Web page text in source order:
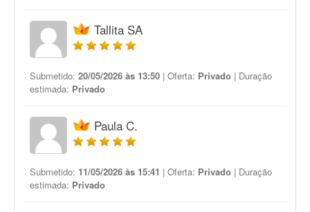
Tallita SA
Submetido: 20/05/2026 às 13:50 | Oferta: Privado | Duração
estimada: Privado
Paula C.
Submetido: 11/05/2026 às 15:41 | Oferta: Privado | Duração
estimada: Privado